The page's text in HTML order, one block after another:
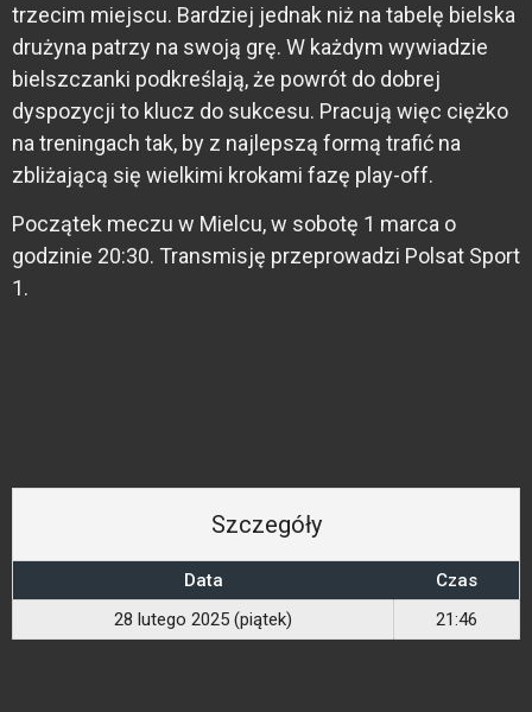
trzecim miejscu. Bardziej jednak niż na tabelę bielska
drużyna patrzy na swoją grę. W każdym wywiadzie
bielszczanki podkreślają, że powrót do dobrej
dyspozycji to klucz do sukcesu. Pracują więc ciężko
na treningach tak, by z najlepszą formą trafić na
zbliżającą się wielkimi krokami fazę play-off.
Początek meczu w Mielcu, w sobotę 1 marca o
godzinie 20:30. Transmisję przeprowadzi Polsat Sport
1.
Szczegóły
Data
Czas
28 lutego 2025 (piątek)
21:46